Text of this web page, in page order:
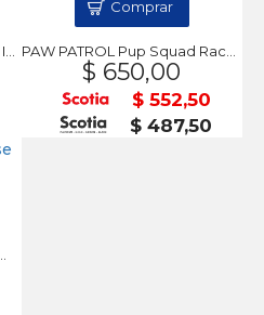
$ 650,00
$ 552,50
$ 487,50
Comprar